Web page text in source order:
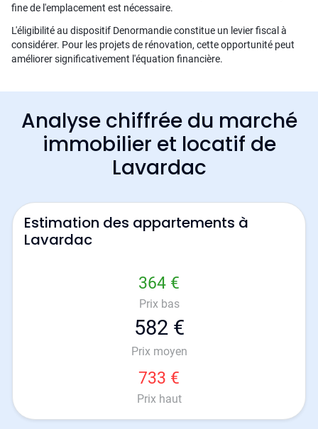
fine de l'emplacement est nécessaire.
L'éligibilité au dispositif Denormandie constitue un levier fiscal à
considérer. Pour les projets de rénovation, cette opportunité peut
améliorer significativement l'équation financière.
Analyse chiffrée du marché
immobilier et locatif de
Lavardac
Estimation des appartements à
Lavardac
364 €
Prix bas
582 €
Prix moyen
733 €
Prix haut